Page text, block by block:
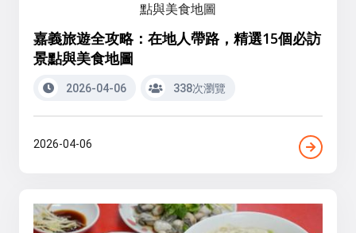
嘉義旅遊全攻略：在地人帶路，精選15個必訪
景點與美食地圖
2026-04-06 338次瀏覽
2026-04-06